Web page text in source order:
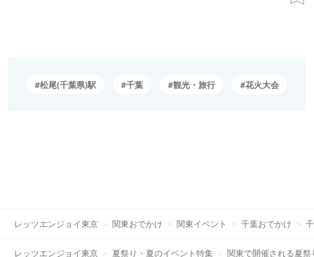
松尾(千葉県)駅 千葉 観光・旅行 花火大会
レッツエンジョイ東京 関東おでかけ 関東イベント 千葉おでかけ
レッツエンジョイ東京 夏祭り・夏のイベント特集 関東で開催される夏